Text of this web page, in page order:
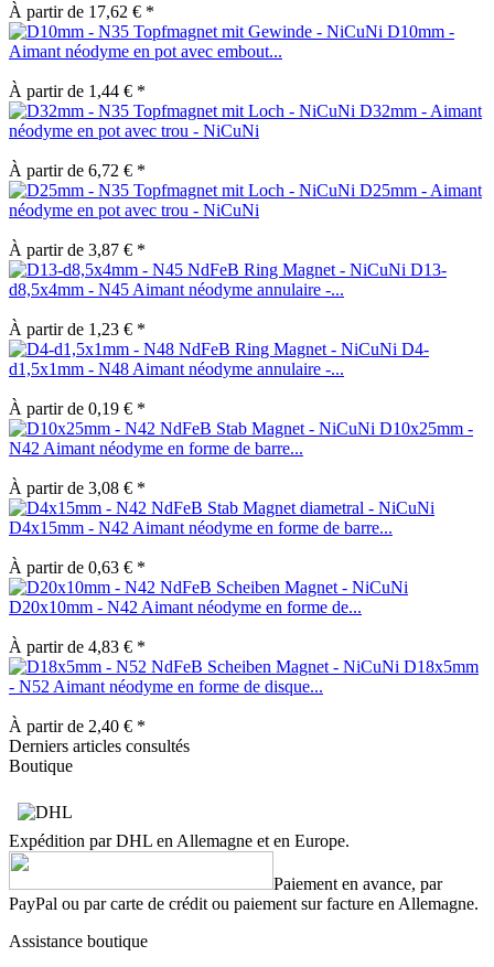
À partir de 17,62 € *
D10mm -
Aimant néodyme en pot avec embout...
À partir de 1,44 € *
D32mm - Aimant
néodyme en pot avec trou - NiCuNi
À partir de 6,72 € *
D25mm - Aimant
néodyme en pot avec trou - NiCuNi
À partir de 3,87 € *
D13-
d8,5x4mm - N45 Aimant néodyme annulaire -...
À partir de 1,23 € *
D4-
d1,5x1mm - N48 Aimant néodyme annulaire -...
À partir de 0,19 € *
D10x25mm -
N42 Aimant néodyme en forme de barre...
À partir de 3,08 € *
D4x15mm - N42 Aimant néodyme en forme de barre...
À partir de 0,63 € *
D20x10mm - N42 Aimant néodyme en forme de...
À partir de 4,83 € *
D18x5mm
- N52 Aimant néodyme en forme de disque...
À partir de 2,40 € *
Derniers articles consultés
Boutique
Expédition par DHL en Allemagne et en Europe.
Paiement en avance, par
PayPal ou par carte de crédit ou paiement sur facture en Allemagne.
Assistance boutique